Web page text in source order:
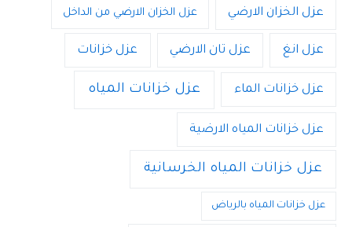
عزل الخزان الارضي عزل الخزان الارضي من الداخل
عزل انغ عزل تان الارضي عزل خزانات
عزل خزانات الماء عزل خزانات المياه
عزل خزانات المياه الارضية
عزل خزانات المياه الخرسانية
عزل خزانات المياه بالرياض